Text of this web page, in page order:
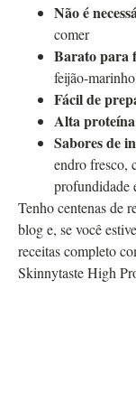
Não é
comer
Barato para
feijão-marinho
Fácil de
Alta
Sabores de
endro fresco,
profundidade
Tenho centenas de
blog e, se você
receitas completo
Skinnytaste High